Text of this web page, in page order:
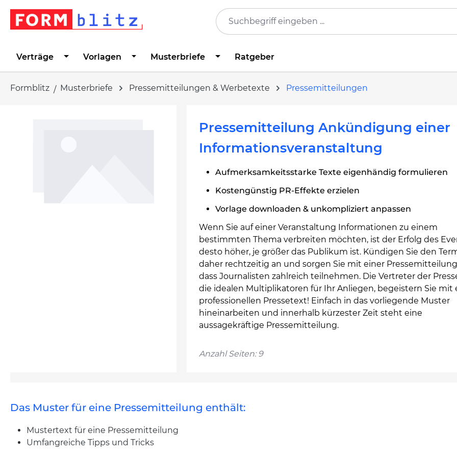
Zur Hauptnavigation springen
Verträge Vorlagen Musterbriefe Ratgeber
Formblitz Musterbriefe Pressemitteilungen & Werbetexte Pressemitteilungen
Pressemitteilung Ankündigung einer
Informationsveranstaltung
Aufmerksamkeitsstarke Texte eigenhändig formulieren
Kostengünstig PR-Effekte erzielen
Vorlage downloaden & unkompliziert anpassen
Wenn Sie auf einer Veranstaltung Informationen zu einem
bestimmten Thema verbreiten möchten, ist der Erfolg des
desto höher, je größer das Publikum ist. Kündigen Sie den
daher rechtzeitig an und sorgen Sie mit einer
dass Journalisten zahlreich teilnehmen. Die Vertreter der
die idealen Multiplikatoren für Ihr Anliegen, begeistern Sie mit
professionellen Pressetext! Einfach in das vorliegende Muster
hineinarbeiten und innerhalb kürzester Zeit steht eine
aussagekräftige Pressemitteilung.
Anzahl Seiten: 9
Das Muster für eine Pressemitteilung enthält:
Mustertext für eine Pressemitteilung
Umfangreiche Tipps und Tricks